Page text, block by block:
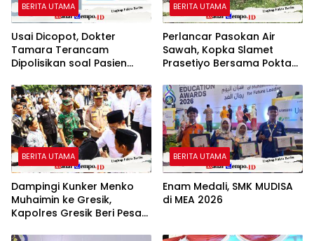
BERITA UTAMA
Usai Dicopot, Dokter
Tamara Terancam
Dipolisikan soal Pasien
BERITA UTAMA
Perlancar Pasokan Air
Sawah, Kopka Slamet
Prasetiyo Bersama Poktan
Parit Irigasi
BERITA UTAMA
Dampingi Kunker Menko
Muhaimin ke Gresik,
Kapolres Gresik Beri Pesan
BERITA UTAMA
Enam Medali, SMK MUDISA
di MEA 2026